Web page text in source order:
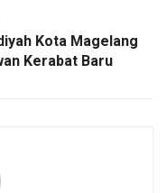
Kota Magelang
Kerabat Baru